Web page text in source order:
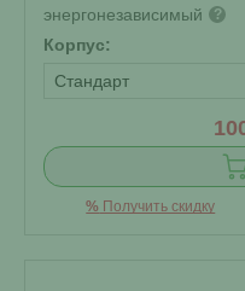
энергонезависимый ?
Корпус:
Стандарт
% Получить скидку